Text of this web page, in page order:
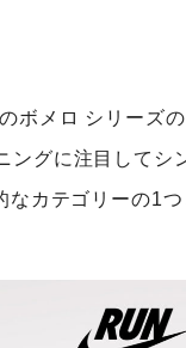
ボメロ シリーズ
ングに注目して
カテゴリーの1つ